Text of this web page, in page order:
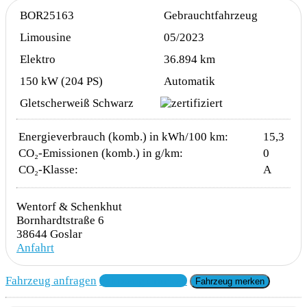
BOR25163
Gebrauchtfahrzeug
Limousine
05/2023
Elektro
36.894 km
150 kW (204 PS)
Automatik
Gletscherweiß Schwarz
Energieverbrauch (komb.) in kWh/100 km:
15,3
CO₂-Emissionen (komb.) in g/km:
0
CO₂-Klasse:
A
Wentorf & Schenkhut
Bornhardtstraße 6
38644 Goslar
Anfahrt
Fahrzeug anfragen Fahrzeug drucken Fahrzeug merken